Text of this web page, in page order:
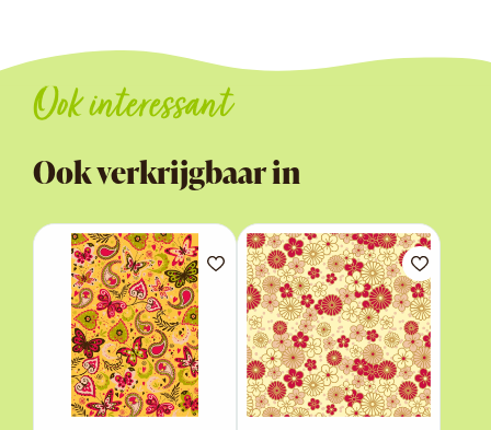
Ook interessant
Ook verkrijgbaar in